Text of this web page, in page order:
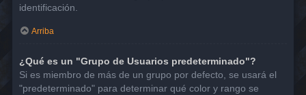
identificación.
Arriba
¿Qué es un "Grupo de Usuarios predeterminado"?
Si es miembro de más de un grupo por defecto, se usará el
"predeterminado" para determinar qué color y rango se